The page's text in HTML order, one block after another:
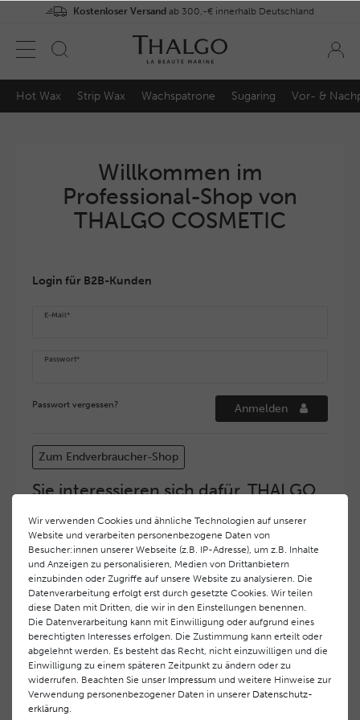
Kostenloser Versand ab 300,-€ innerhalb Deutschland
Hot Wax Strip Wax Wachspatrone Sugaring Vor- &
Willkommen im
Professional-Shop von
THALGO COSMETIC
Login für B2B-Kunden
E-Mail*
Passwort*
Passwort vergessen? Anmelden
Zum Endverbraucher-Shop
Sie interessieren sich dafür, THALGO
werden?
Hohe Servicequalität und ein exzellentes Markenimage
haben beiTHALGO COSMETICoberste Priorität.
Anspruchsvollen Endverbrauchern möchten wir ein
hohes Qualitätsniveau und gleichzeitig eine
überdurchschnittliche Behandlungs- und Serviceleistung
gewährleisten. Deshalb haben wir ein selektives
Vertriebssystem eingeführt. THALGO COSMETICPartner
werden auf diese Weise wirtschaftlich unterstützt,
während Endverbrauchern eine stets gleichbleibend hohe
Dienstleistungsqualität und ein innovatives Produkt- und
Wir verwenden Cookies und ähnliche Technologien auf unserer
Website und verarbeiten personenbezogene Daten von
Besucher:innen unserer Webseite (z.B. IP-Adresse), um z.B. Inhalte
und Anzeigen zu personalisieren, Medien von Drittanbietern
einzubinden oder Zugriffe auf unsere Website zu analysieren. Die
Datenverarbeitung erfolgt erst durch gesetzte Cookies. Wir teilen
diese Daten mit Dritten, die wir in den Einstellungen benennen.
Die Datenverarbeitung kann mit Einwilligung oder aufgrund eines
berechtigten Interesses erfolgen. Die Zustimmung kann erteilt oder
abgelehnt werden. Es besteht das Recht, nicht einzuwilligen und die
Einwilligung zu einem späteren Zeitpunkt zu ändern oder zu
widerrufen. Beachten Sie unser Impressum und weitere Hinweise zur
Verwendung personenbezogener Daten in unserer Daten­schutz­
erklärung